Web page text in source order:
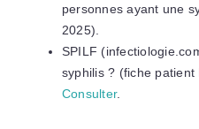
personnes ayant une
2025).
SPILF
syphilis ? (fiche
Consulter.